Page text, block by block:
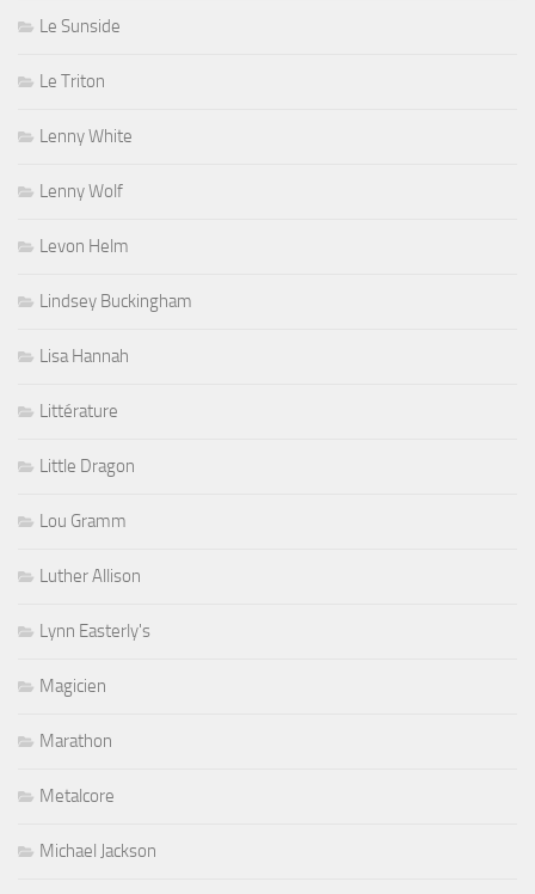
Le Sunside
Le Triton
Lenny White
Lenny Wolf
Levon Helm
Lindsey Buckingham
Lisa Hannah
Littérature
Little Dragon
Lou Gramm
Luther Allison
Lynn Easterly's
Magicien
Marathon
Metalcore
Michael Jackson